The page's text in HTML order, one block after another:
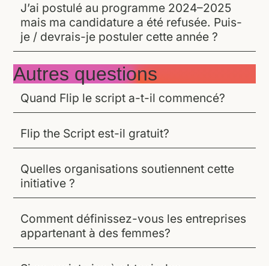
J’ai postulé au programme 2024–2025
mais ma candidature a été refusée. Puis-
je / devrais-je postuler cette année ?
Autres questions
Quand Flip le script a-t-il commencé?
Flip the Script est-il gratuit?
Quelles organisations soutiennent cette
initiative ?
Comment définissez-vous les entreprises
appartenant à des femmes?